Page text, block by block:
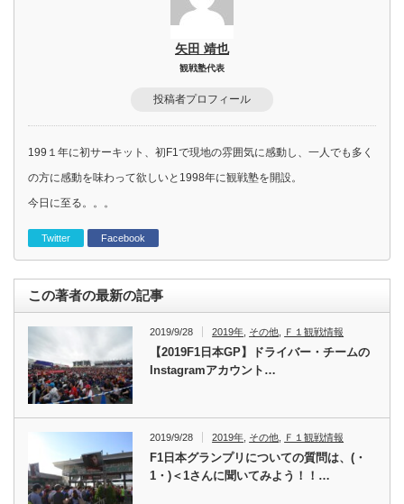
矢田 靖也
観戦塾代表
投稿者プロフィール
199１年に初サーキット、初F1で現地の雰囲気に感動し、一人でも多く
の方に感動を味わって欲しいと1998年に観戦塾を開設。
今日に至る。。。
Twitter Facebook
この著者の最新の記事
2019/9/28 2019年 その他 Ｆ１観戦情報
【2019F1日本GP】ドライバー・チームの
Instagramアカウント…
2019/9/28 2019年 その他 Ｆ１観戦情報
F1日本グランプリについての質問は、(・
1・)＜1さんに聞いてみよう！！…